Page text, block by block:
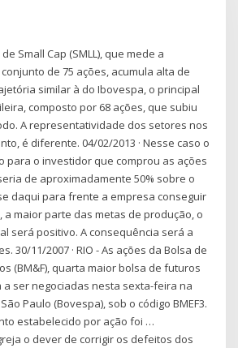
Small Cap (SMLL), que mede a
de 75 ações, acumula alta de
similar à do Ibovespa, o principal
composto por 68 ações, que subiu
A representatividade dos setores nos
é diferente. 04/02/2013 · Nesse caso o
para o investidor que comprou as ações
de aproximadamente 50% sobre o
daqui para frente a empresa conseguir
a maior parte das metas de produção, o
será positivo. A consequência será a
30/11/2007 · RIO - As ações da Bolsa de
(BM&F), quarta maior bolsa de futuros
a ser negociadas nesta sexta-feira na
Paulo (Bovespa), sob o código BMEF3.
estabelecido por ação foi …
o dever de corrigir os defeitos dos